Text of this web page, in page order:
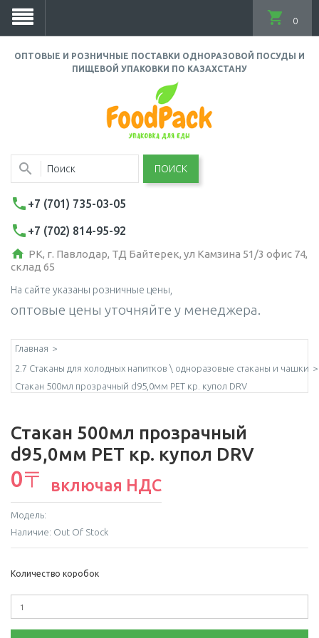
ОПТОВЫЕ И РОЗНИЧНЫЕ ПОСТАВКИ ОДНОРАЗОВОЙ ПОСУДЫ И
ПИЩЕВОЙ УПАКОВКИ ПО КАЗАХСТАНУ
ПОИСК
+7 (701) 735-03-05
+7 (702) 814-95-92
РК, г. Павлодар, ТД Байтерек, ул Камзина 51/3 офис 74,
склад 65
На сайте указаны розничные цены,
оптовые цены уточняйте у менеджера.
0
Главная
2.7 Стаканы для холодных напитков \ одноразовые стаканы и чашки
Стакан 500мл прозрачный d95,0мм РET кр. купол DRV
Стакан 500мл прозрачный
d95,0мм РET кр. купол DRV
0〒 включая НДС
Модель:
Наличие: Out Of Stock
Количество коробок